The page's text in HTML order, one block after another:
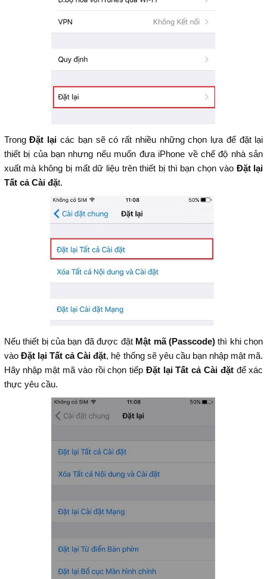
TrongĐặt lại các bạn sẽ có rất nhiều những chọn lựa để đặt lại
thiết bị của bạn nhưng nếu muốn đưa iPhone về chế độ nhà sản
xuất mà không bị mất dữ liệu trên thiết bị thì bạn chọn vào Đặt lại
Tất cả Cài đặt.
Nếu thiết bị của bạn đã được đặt Mật mã (Passcode)thì khi chọn
vào Đặt lại Tất cả Cài đặt, hệ thống sẽ yêu cầu bạn nhập mật mã.
Hãy nhập mật mã vào rồi chọn tiếp Đặt lại Tất cả Cài đặtđể xác
thực yêu cầu.